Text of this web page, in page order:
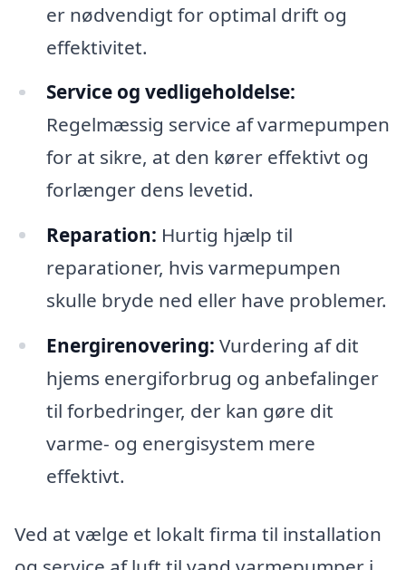
er nødvendigt for optimal drift og
effektivitet.
Service og vedligeholdelse:
Regelmæssig service af varmepumpen
for at sikre, at den kører effektivt og
forlænger dens levetid.
Reparation: Hurtig hjælp til
reparationer, hvis varmepumpen
skulle bryde ned eller have problemer.
Energirenovering: Vurdering af dit
hjems energiforbrug og anbefalinger
til forbedringer, der kan gøre dit
varme- og energisystem mere
effektivt.
Ved at vælge et lokalt firma til installation